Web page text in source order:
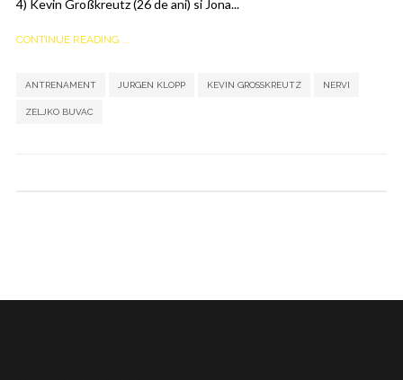
4) Kevin Großkreutz (26 de ani) si Jona...
CONTINUE READING ...
ANTRENAMENT JURGEN KLOPP KEVIN GROSSKREUTZ NERVI
ZELJKO BUVAC